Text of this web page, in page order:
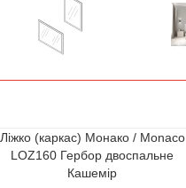
Ліжко (каркас) Монако / Monaco
LOZ160 Гербор двоспальне
Кашемір